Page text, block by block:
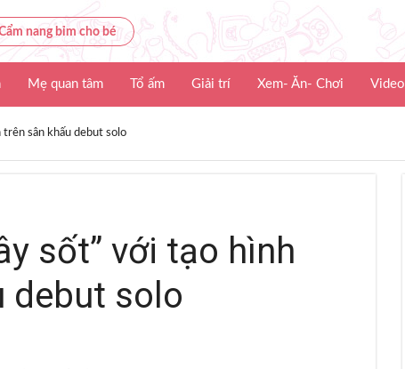
nang bỉm cho bé
Mẹ quan tâm Tổ ấm Giải trí Xem- Ăn- Chơi Video
trên sân khấu debut solo
sốt” với tạo hình
debut solo